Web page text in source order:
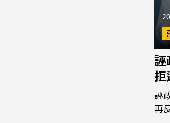
誣
拒
誣
再